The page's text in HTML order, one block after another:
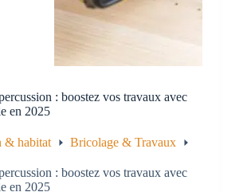
: boostez vos travaux avec
en 2025
& habitat
Bricolage & Travaux
: boostez vos travaux avec
en 2025